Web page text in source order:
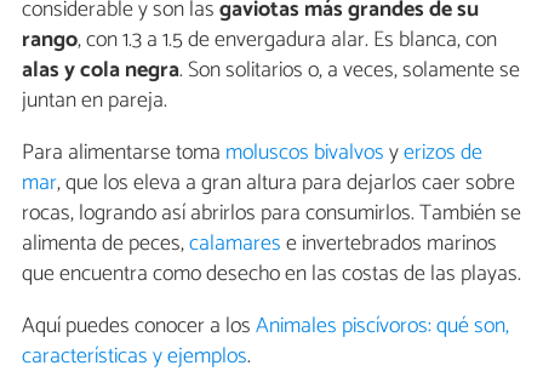
considerable y son lasgaviotas más grandes de su
rango, con 1.3 a 1.5 de envergadura alar. Es blanca, con
alas y cola negra. Son solitarios o, a veces, solamente se
juntan en pareja.
Para alimentarse toma moluscos bivalvosyerizos de
mar, que los eleva a gran altura para dejarlos caer sobre
rocas, logrando así abrirlos para consumirlos. También se
alimenta de peces,calamarese invertebrados marinos
que encuentra como desecho en las costas de las playas.
Aquí puedes conocer a losAnimales piscívoros: qué son,
características y ejemplos.